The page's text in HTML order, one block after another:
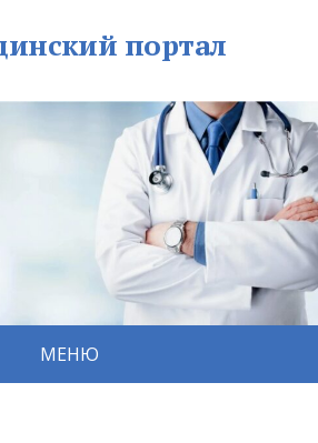
портал
МЕНЮ